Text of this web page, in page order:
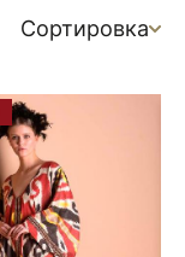
Сортировка